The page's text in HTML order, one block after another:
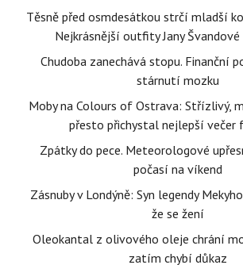
Těsně před osmdesátkou strčí mladší
Nejkrásnější outfity Jany Švandové
Chudoba zanechává stopu. Finanční
stárnutí mozku
Moby na Colours of Ostrava: Střízlivý,
přesto přichystal nejlepší večer
Zpátky do pece. Meteorologové
počasí na víkend
Zásnuby v Londýně: Syn legendy
že se žení
Oleokantal z olivového oleje chrání
zatím chybí důkaz